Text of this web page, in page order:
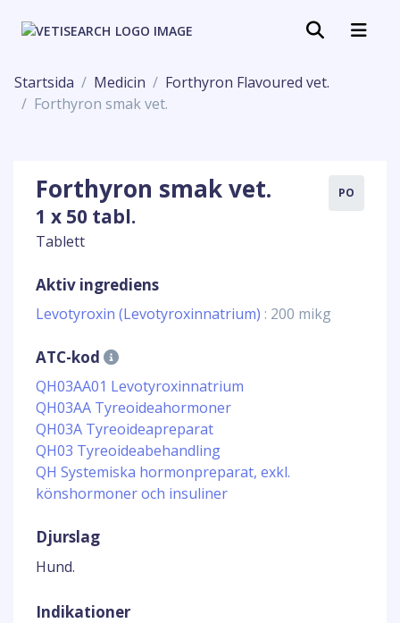
Startsida Medicin
Forthyron Flavoured vet.
Forthyron smak vet.
Forthyron smak vet.
1 x 50 tabl.
Tablett
PO
Aktiv ingrediens
Levotyroxin (Levotyroxinnatrium) : 200 mikg
ATC-kod
QH03AA01 Levotyroxinnatrium
QH03AA Tyreoideahormoner
QH03A Tyreoideapreparat
QH03 Tyreoideabehandling
QH Systemiska hormonpreparat, exkl.
könshormoner och insuliner
Djurslag
Hund.
Indikationer